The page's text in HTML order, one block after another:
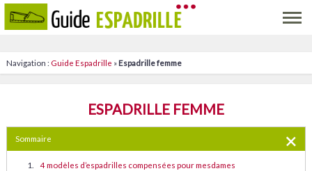
Navigation : Guide Espadrille »Espadrille femme
ESPADRILLE FEMME
Sommaire
4 modèles d’espadrilles compensées pour mesdames